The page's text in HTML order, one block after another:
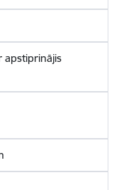
apstiprinājis